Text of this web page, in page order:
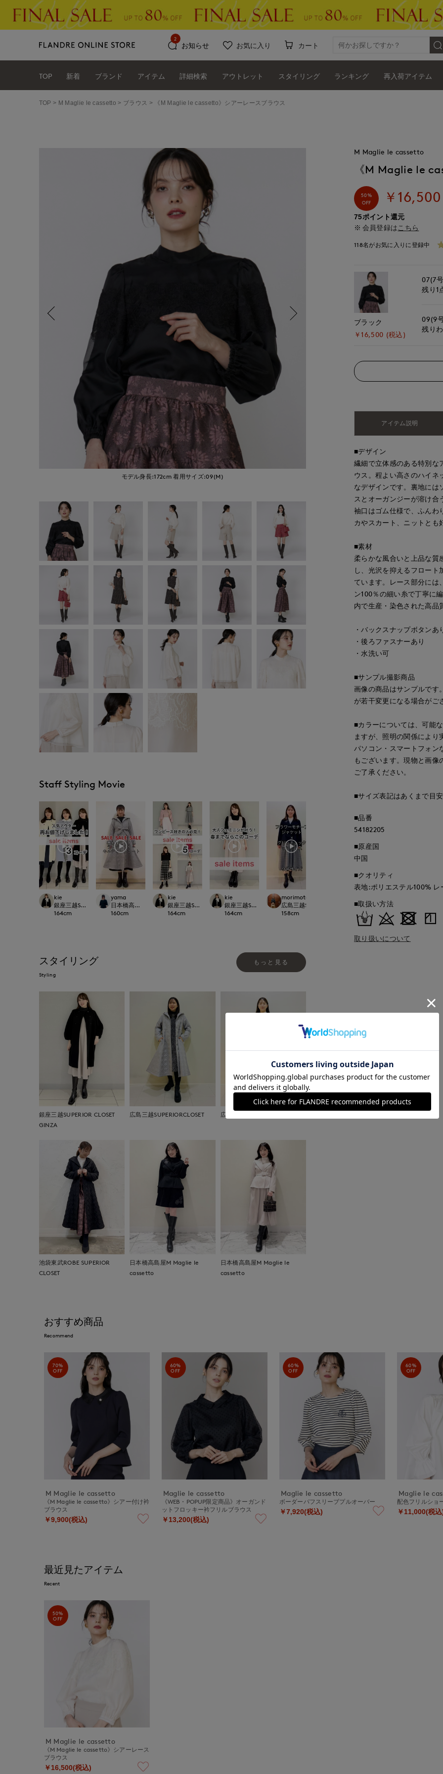
お知らせ
2
お気に入り カート
TOP 新着 ブランド アイテム 詳細検索 アウトレット スタイリング ランキング 再入荷アイテム
TOP M Maglie le cassetto ブラウス 《M Maglie le cassetto》シアーレースブラウス
モデル身長:172cm 着用サイズ:09(M)
Staff Styling Movie
kie
銀座三越SUPERIOR CLOSET GINZA
164cm
yama
日本橋高島屋SC SUPERIOR CLOSET
160cm
kie
銀座三越SUPERIOR CLOSET GINZA
164cm
kie
銀座三越SUPERIOR CLOSET GINZA
164cm
morimoto
広島三越SUPERIORCLOSET
158cm
日本橋高島屋SC SUPERIOR CLOSET
164cm
スタイリング
Styling
もっと見る
銀座三越SUPERIOR CLOSET
GINZA
広島三越SUPERIORCLOSET 広島三越SUPERIORCLOSET
池袋東武ROBE SUPERIOR
CLOSET
日本橋高島屋M Maglie le
cassetto
日本橋高島屋M Maglie le
cassetto
M Maglie le cassetto
《M Maglie le
50%
OFF
￥16,500
75ポイント還元
会員登録は こちら
118名がお気に入りに登録中
ブラック
￥16,500 (税込)
07(7
残り1
09(9
残り
アイテム説明
■デザイン
繊細で立体感のある特別な
ウス。程よい高さのハイネ
なデザインです。裏地には
スとオーガンジーが溶け合
袖口はゴム仕様で、ふんわ
カやスカート、ニットとも
■素材
柔らかな風合いと上品な質
し、光沢を抑えるフロー
ています。レース部分には
ン100％の細い糸で丁寧に
内で生産・染色された高品
・バックスナップボタンあ
・後ろファスナーあり
・水洗い可
■サンプル撮影商品
画像の商品はサンプルです
が若干変更になる場合がご
■カラーについては、可能
ますが、照明の関係により
パソコン・スマートフォン
もございます。現物と画像
ご了承ください。
■サイズ表記はあくまで目安
■品番
54182205
■原産国
中国
■クオリティ
表地:ポリエステル100%
■取扱い方法
取り扱いについて
おすすめ商品
Recommend
70%
OFF
M Maglie le cassetto
《M Maglie le cassetto》シアー付け衿
ブラウス
￥9,900(税込)
60%
OFF
Maglie le cassetto
《WEB・POPUP限定商品》オーガンド
ットフロッキー衿フリルブラウス
￥13,200(税込)
60%
OFF
Maglie le cassetto
ボーダーパフスリーブプルオーバー
￥7,920(税込)
60%
OFF
Maglie le
配色フリルショ
￥11,000(税込
最近見たアイテム
Recent
50%
OFF
M Maglie le cassetto
《M Maglie le cassetto》シアーレース
ブラウス
￥16,500(税込)